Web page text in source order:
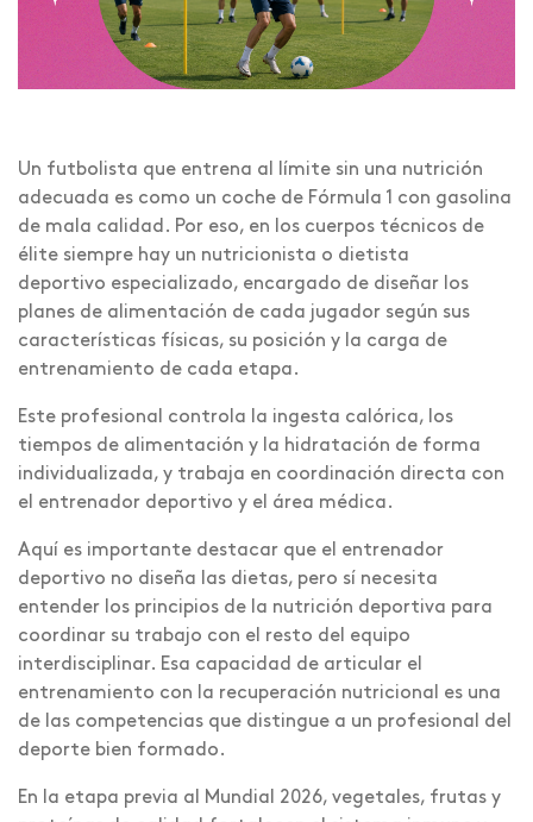
Un futbolista que entrena al límite sin una nutrición
adecuada es como un coche de Fórmula 1 con gasolina
de mala calidad. Por eso, en los cuerpos técnicos de
élite siempre hay un nutricionista o dietista
deportivo especializado, encargado de diseñar los
planes de alimentación de cada jugador según sus
características físicas, su posición y la carga de
entrenamiento de cada etapa.
Este profesional controla la ingesta calórica, los
tiempos de alimentación y la hidratación de forma
individualizada, y trabaja en coordinación directa con
el entrenador deportivo y el área médica.
Aquí es importante destacar que el entrenador
deportivo no diseña las dietas, pero sí necesita
entender los principios de la nutrición deportiva para
coordinar su trabajo con el resto del equipo
interdisciplinar. Esa capacidad de articular el
entrenamiento con la recuperación nutricional es una
de las competencias que distingue a un profesional del
deporte bien formado.
En la etapa previa al Mundial 2026, vegetales, frutas y